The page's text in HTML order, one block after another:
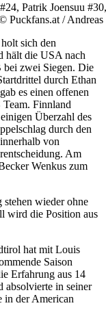
Patrik Joensuu
/ Andreas
sich den
hält die USA nach
bei zwei Siegen. Die
durch Ethan
es einen offenen
Team. Finnland
Überzahl des
durch den
von
Am
Wenkus zum
stehen wieder ohne
wird die Position aus
hat mit Louis
Saison
Erfahrung aus 14
absolvierte in seiner
in der American